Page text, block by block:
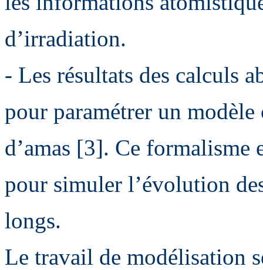
d’irradiation.
- Les résultats des calculs
pour paramétrer un
d’amas [3]. Ce formalisme
pour simuler l’évolution
longs.
Le travail de modélisation